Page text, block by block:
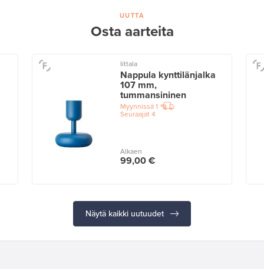
UUTTA
Osta aarteita
Iittala
Nappula kynttilänjalka
107 mm,
tummansininen
Myynnissä1
Seuraajat4
Alkaen
99,00 €
Näytä kaikki uutuudet